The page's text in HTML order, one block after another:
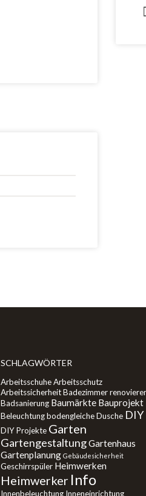
SCHLAGWÖRTER
ArbeitsschuheArbeitsschutz
ArbeitssicherheitBadezimmer
Badsanierung Baumärkte Bauprojekt
Beleuchtungbodengleiche Dusche DIY
DIY Projekte Garten
GartengestaltungGartenhaus
Gartenplanung Gebäudesicherheit
Geschirrspüler Heimwerken
Heimwerker Info
Innenbeleuchtung Inneneinrichtung